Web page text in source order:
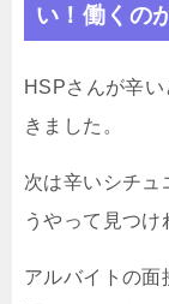
い！働くの
HSPさんが辛
きました。
次は辛いシチュ
うやって見つけ
アルバイトの面